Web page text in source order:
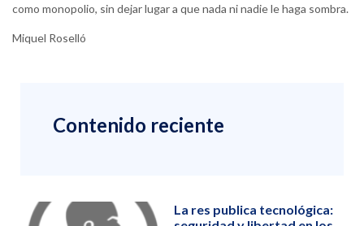
como monopolio, sin dejar lugar a que nada ni nadie le haga sombra.
Miquel Roselló
Contenido reciente
La res publica tecnológica: